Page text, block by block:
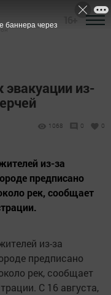
из-
1068 0 0
из-за
предписано
рек, сообщает
из-за
предписано
рек, сообщает
С 16 августа,
баннера через